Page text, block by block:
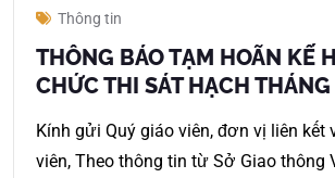
Thông tin
THÔNG BÁO TẠM HOÃN KẾ
CHỨC THI SÁT HẠCH
Kính gửi Quý giáo viên, đơn vị liên kết
viên, Theo thông tin từ Sở Giao thông